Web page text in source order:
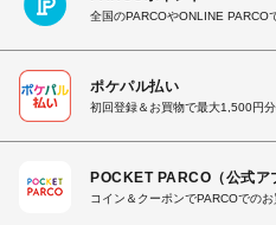
全国のPARCOやONLINE PARCO
ポケパル払い
初回登録＆お買物で最大1,500円
POCKET PARCO（公式ア
コイン＆クーポンでPARCOでの